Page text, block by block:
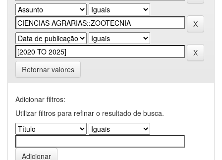
Retornar valores
Adicionar filtros:
Utilizar filtros para refinar o resultado de busca.